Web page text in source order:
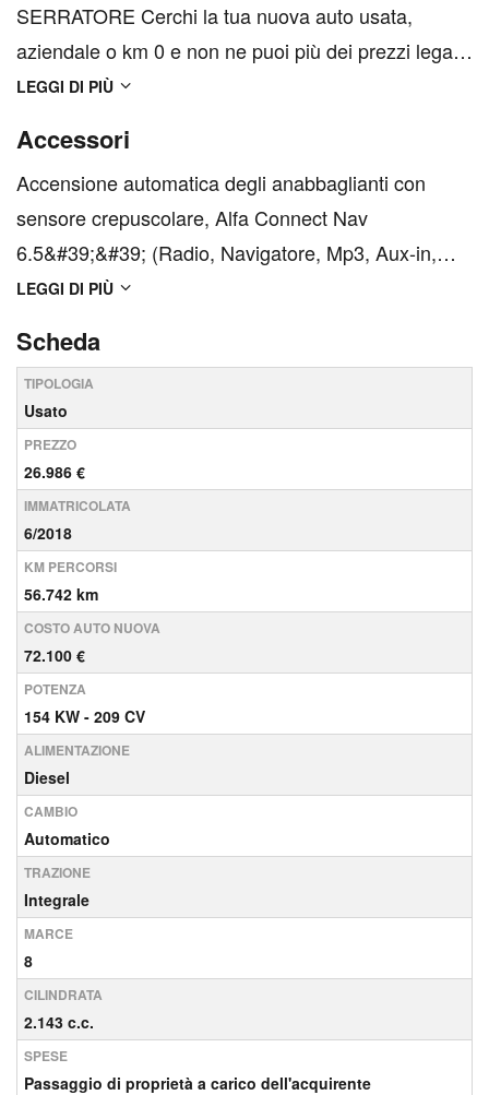
SERRATORE Cerchi la tua nuova auto usata,
aziendale o km 0 e non ne puoi più dei prezzi legati
ai finanziamenti o ai pacchetti assicurativi? Sei nel
prezzo senza vincoli; sarà poi una tua scelta,
valutando insieme ...
LEGGI DI PIÙ
Accessori
Accensione automatica degli anabbaglianti con
sensore crepuscolare, Alfa Connect Nav
6.5&#39;&#39; (Radio, Navigatore, Mp3, Aux-in,
Bluetooth), Alfa DNA Drive Mode System,
Autonomous Emergency Brake (AEB) con
riconoscimento pedoni, Bocchette climatizz...
LEGGI DI PIÙ
Scheda
TIPOLOGIA
Usato
PREZZO
26.986 €
IMMATRICOLATA
6/2018
KM PERCORSI
56.742 km
COSTO AUTO NUOVA
72.100 €
POTENZA
154 KW - 209 CV
ALIMENTAZIONE
Diesel
CAMBIO
Automatico
TRAZIONE
Integrale
MARCE
8
CILINDRATA
2.143 c.c.
SPESE
Passaggio di proprietà a carico dell'acquirente